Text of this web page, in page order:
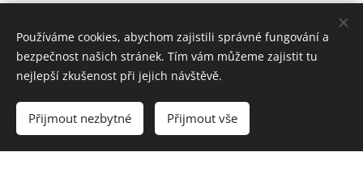
zájmová sdružení, tábory atp.na
dotaz ZDE
Chata De-
Používáme cookies, abychom zajistili správné fungování a
bezpečnost našich stránek. Tím vám můžeme zajistit tu
nejlepší zkušenost při jejich návštěvě.
Přijmout nezbytné Přijmout vše